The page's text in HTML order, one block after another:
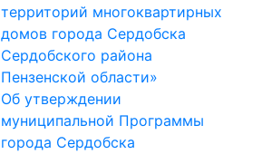
территорий многоквартирных
домов города Сердобска
Сердобского района
Пензенской области»
Об утверждении
муниципальной Программы
города Сердобска